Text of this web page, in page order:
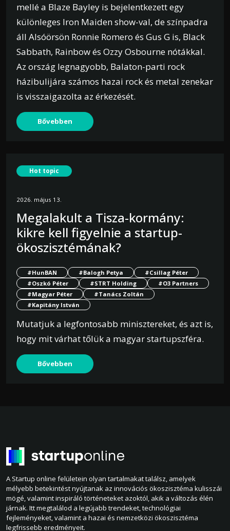
mellé a Blaze Bayley is bejelentkezett egy
különleges Iron Maiden show-val, de színpadra
áll Alsóörsön Ronnie Romero és Gus G is, Black
Sabbath, Rainbow és Ozzy Osbourne nótákkal.
Az ország legnagyobb, Balaton-parti rock
házibulijára számos hazai rock és metal zenekar
is visszaigazolta az érkezését.
Bővebben
Hot topic
2026. május 13.
Megalakult a Tisza-kormány:
kikre kell figyelnie a startup-
ökoszisztémának?
#HunBAN #Balogh Petya
#Csillag Péter
#Oszkó Péter
#STRT Holding
#O3 Partners
#Magyar Péter
#Tanács Zoltán
#Kapitány István
Mutatjuk a legfontosabb minisztereket, és azt is,
hogy mit várhat tőlük a magyar startupszféra.
Bővebben
A Startup online felületein olyan tartalmakat találsz, amelyek
mélyebb betekintést nyújtanak az innovációs ökoszisztéma kulisszái
mögé, valamint inspiráló történeteket azoktól, akik a változás élén
járnak. Itt megtalálod a legújabb trendeket, technológiai
fejleményeket, valamint a hazai és nemzetközi ökoszisztéma
legfrissebb eredményeit.